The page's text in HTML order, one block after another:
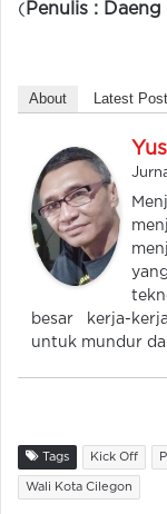
( Penulis : Daeng
About Latest
besar kerja-
untuk mundur
Tags Kick Off
Wali Kota Cilegon